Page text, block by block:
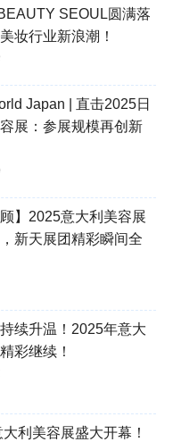
SEOUL圆满落
妆行业新浪潮！
Japan | 直击2025日
展：参展规模再创新
顾】2025意大利美容展
新天展团精彩瞬间全
续升温！2025年意大
彩继续！
利美容展盛大开幕！